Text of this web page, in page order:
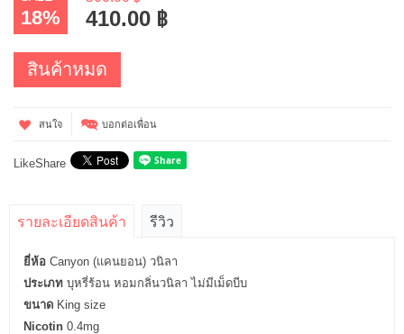
18% 410.00 ฿
สินค้าหมด
สนใจ บอกต่อเพื่อน
LikeShare
รายละเอียดสินค้า รีวิว
ยี่ห้อ Canyon (แคนยอน) วนิลา
ประเภท บุหรี่ร้อน หอมกลิ่นวนิลา ไม่มีเม็ดบีบ
ขนาด King size
Nicotin 0.4mg